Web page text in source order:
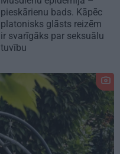
pieskārienu bads. Kāpēc
platonisks glāsts reizēm
ir svarīgāks par seksuālu
tuvību